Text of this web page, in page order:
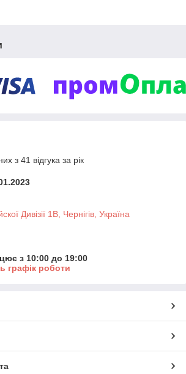
з 41 відгука за рік
Дивізії 1В, Чернігів, Україна
з 10:00 до 19:00
графік роботи